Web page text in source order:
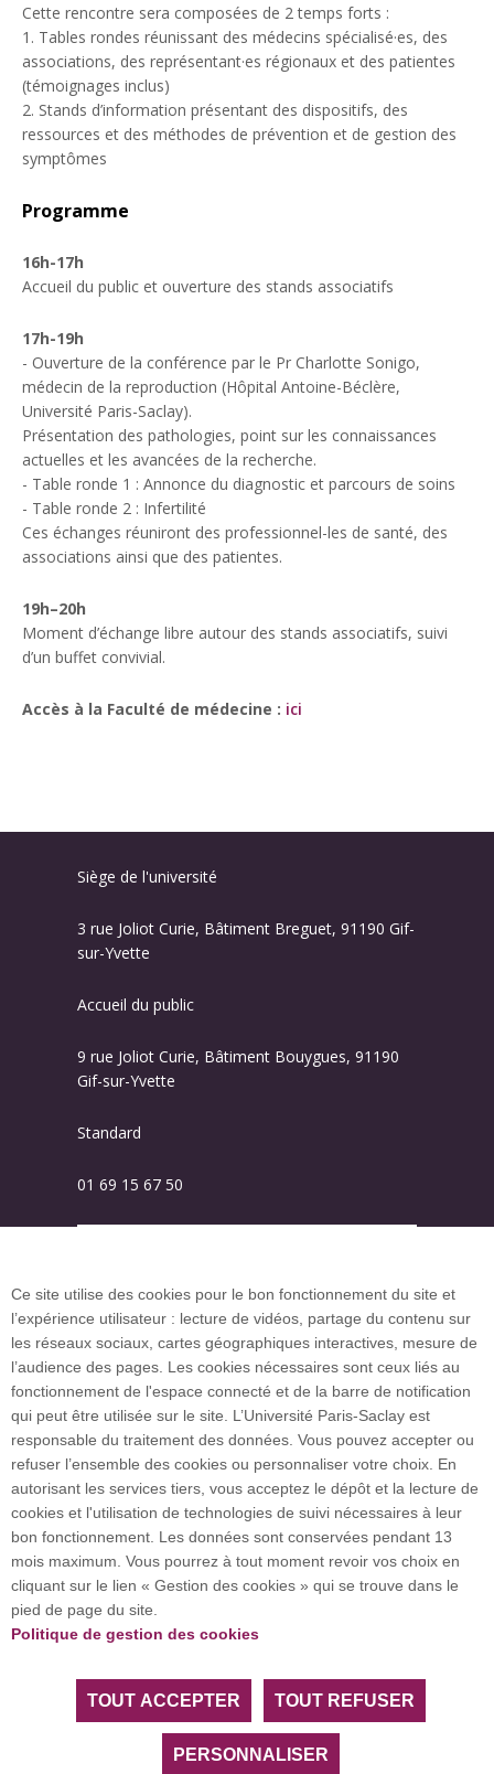
Cette rencontre sera composées de 2 temps forts :
1. Tables rondes réunissant des médecins spécialisé·es, des
associations, des représentant·es régionaux et des patientes
(témoignages inclus)
2. Stands d’information présentant des dispositifs, des
ressources et des méthodes de prévention et de gestion des
symptômes
Programme
16h-17h
Accueil du public et ouverture des stands associatifs
17h-19h
- Ouverture de la conférence par le Pr Charlotte Sonigo,
médecin de la reproduction (Hôpital Antoine-Béclère,
Université Paris-Saclay).
Présentation des pathologies, point sur les connaissances
actuelles et les avancées de la recherche.
- Table ronde 1 : Annonce du diagnostic et parcours de soins
- Table ronde 2 : Infertilité
Ces échanges réuniront des professionnel-les de santé, des
associations ainsi que des patientes.
19h–20h
Moment d’échange libre autour des stands associatifs, suivi
d’un buffet convivial.
Accès à la Faculté de médecine : ici
Siège de l'université
3 rue Joliot Curie, Bâtiment Breguet, 91190 Gif-
sur-Yvette
Accueil du public
9 rue Joliot Curie, Bâtiment Bouygues, 91190
Gif-sur-Yvette
Standard
01 69 15 67 50
Plan du site
Investissement d’avenir (CGI)
Accueil des publics internationaux
L’Université Paris-Saclay coordonne l'Alliance
européenne EUGLOH et est membre des réseaux
européens et internationaux CESAER, EUA, EUF,
Tous droits réservés Université Paris-Saclay
Accessibilité :partiellement conforme
Ce site utilise des cookies pour le bon fonctionnement du site et
l’expérience utilisateur : lecture de vidéos, partage du contenu sur
les réseaux sociaux, cartes géographiques interactives, mesure de
l’audience des pages. Les cookies nécessaires sont ceux liés au
fonctionnement de l'espace connecté et de la barre de notification
qui peut être utilisée sur le site. L’Université Paris-Saclay est
responsable du traitement des données. Vous pouvez accepter ou
refuser l’ensemble des cookies ou personnaliser votre choix. En
autorisant les services tiers, vous acceptez le dépôt et la lecture de
cookies et l'utilisation de technologies de suivi nécessaires à leur
bon fonctionnement. Les données sont conservées pendant 13
mois maximum. Vous pourrez à tout moment revoir vos choix en
cliquant sur le lien « Gestion des cookies » qui se trouve dans le
pied de page du site.
Politique de gestion des cookies
TOUT ACCEPTER TOUT REFUSER
PERSONNALISER